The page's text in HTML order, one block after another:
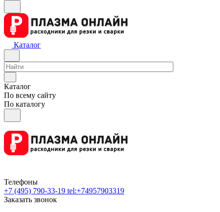
Каталог
Каталог
По всему сайту
По каталогу
Телефоны
+7 (495) 790-33-19 tel:+74957903319
Заказать звонок